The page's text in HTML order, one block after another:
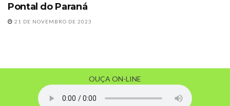
Pontal do Paraná
21 DE NOVEMBRO DE 2023
OUÇA ON-LINE